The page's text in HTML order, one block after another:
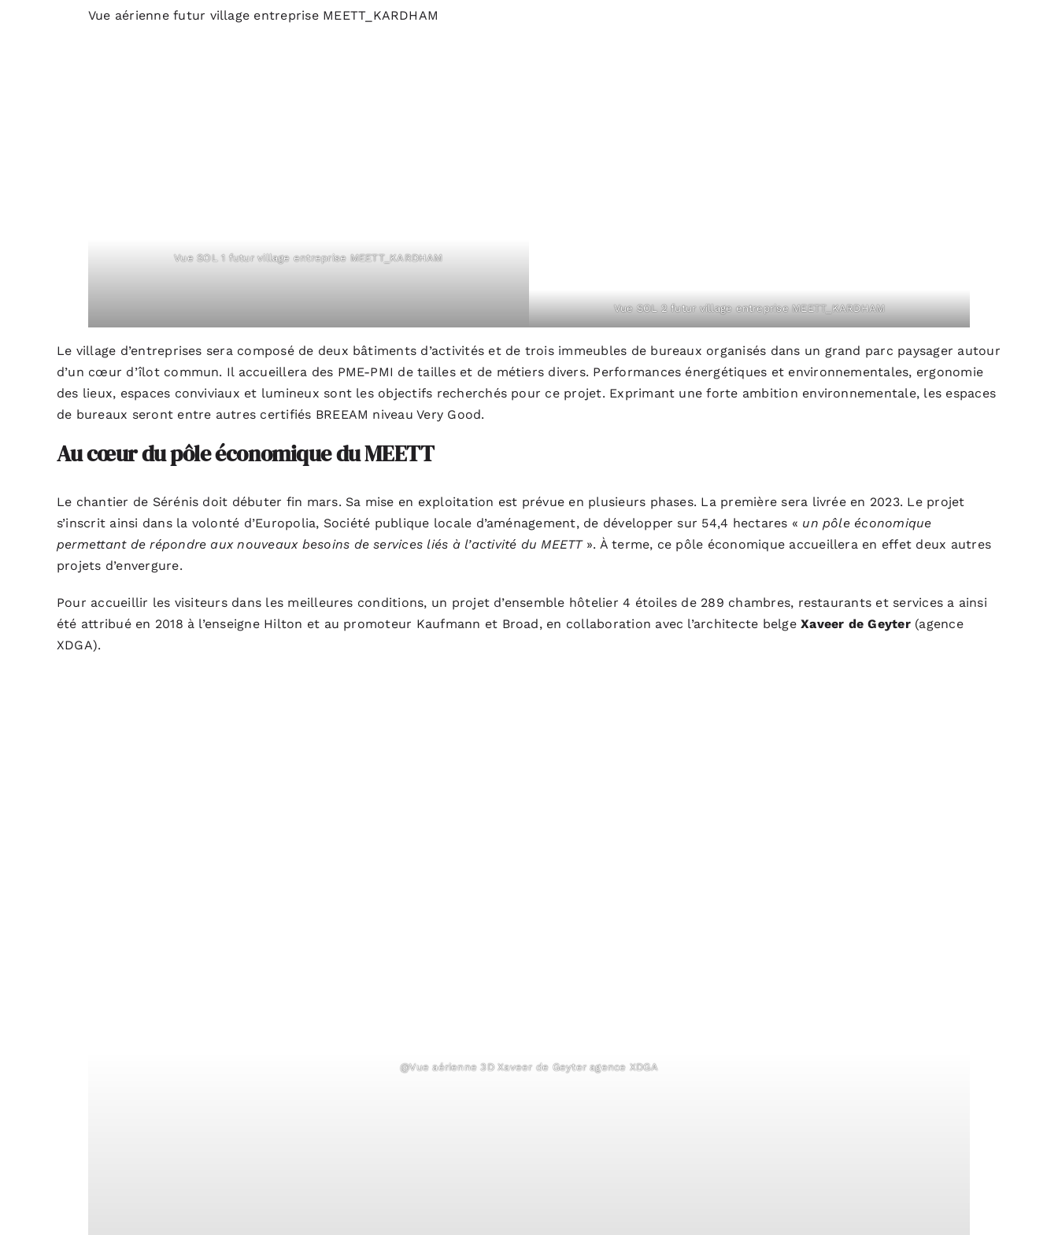
Vue aérienne futur village entreprise MEETT_KARDHAM
Vue SOL 1 futur village entreprise MEETT_KARDHAM
Vue SOL 2 futur village entreprise MEETT_KARDHAM
Le village d’entreprises sera composé de deux bâtiments d’activités et de trois immeubles de bureaux organisés dans un grand parc paysager autour
d’un cœur d’îlot commun. Il accueillera des PME-PMI de tailles et de métiers divers. Performances énergétiques et environnementales, ergonomie
des lieux, espaces conviviaux et lumineux sont les objectifs recherchés pour ce projet. Exprimant une forte ambition environnementale, les espaces
de bureaux seront entre autres certifiés BREEAM niveau Very Good.
Au cœur du pôle économique du MEETT
Le chantier de Sérénis doit débuter fin mars. Sa mise en exploitation est prévue en plusieurs phases. La première sera livrée en 2023. Le projet
s’inscrit ainsi dans la volonté d’Europolia, Société publique locale d’aménagement, de développer sur 54,4 hectares « un pôle économique
permettant de répondre aux nouveaux besoins de services liés à l’activité du MEETT». À terme, ce pôle économique accueillera en effet deux autres
projets d’envergure.
Pour accueillir les visiteurs dans les meilleures conditions, un projet d’ensemble hôtelier 4 étoiles de 289 chambres, restaurants et services a ainsi
été attribué en 2018 à l’enseigne Hilton et au promoteur Kaufmann et Broad, en collaboration avec l’architecte belgeXaveer de Geyter(agence
XDGA).
@Vue aérienne 3D Xaveer de Geyter agence XDGA